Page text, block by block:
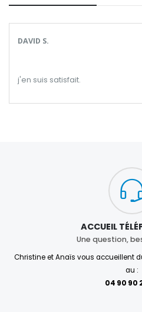
DAVID S.
j'en suis satisfait.
ACCUEIL
Une question,
Christine et Anaïs vous accueillent
au :
04 90 90